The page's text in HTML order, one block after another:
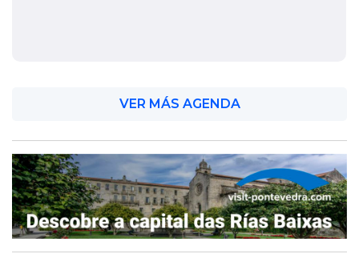
VER MÁS AGENDA